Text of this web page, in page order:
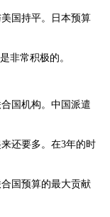
国持平。日本预算
非常积极的。
国机构。中国派遣
还要多。在3年的时
国预算的最大贡献